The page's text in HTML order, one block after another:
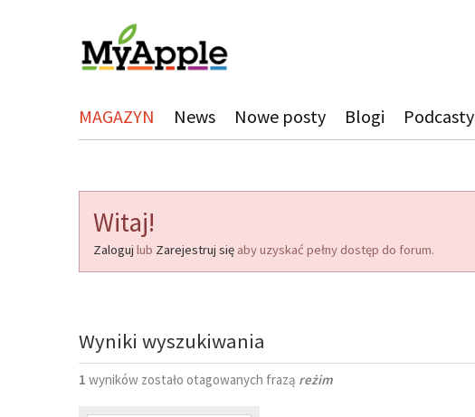
MAGAZYN News Nowe posty Blogi Podcasty
Witaj!
Zaloguj lub Zarejestruj się aby uzyskać pełny dostęp do forum.
Wyniki wyszukiwania
1 wyników zostało otagowanych frazą reżim